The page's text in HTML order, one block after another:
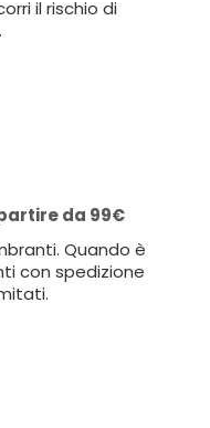
il rischio di
da 99€
Quando è
con spedizione